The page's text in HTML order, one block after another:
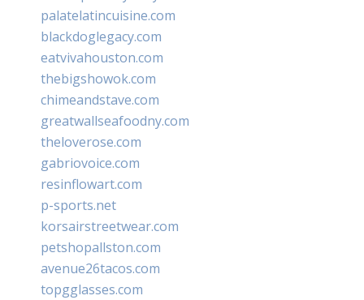
palatelatincuisine.com
blackdoglegacy.com
eatvivahouston.com
thebigshowok.com
chimeandstave.com
greatwallseafoodny.com
theloverose.com
gabriovoice.com
resinflowart.com
p-sports.net
korsairstreetwear.com
petshopallston.com
avenue26tacos.com
topgglasses.com